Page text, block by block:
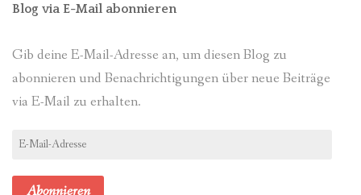
Blog via E-Mail abonnieren
Gib deine E-Mail-Adresse an, um diesen Blog zu
abonnieren und Benachrichtigungen über neue Beiträge
via E-Mail zu erhalten.
E-
Abonnieren